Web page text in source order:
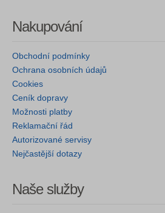
Nakupování
Obchodní podmínky
Ochrana osobních údajů
Cookies
Ceník dopravy
Možnosti platby
Reklamační řád
Autorizované servisy
Nejčastější dotazy
Naše služby